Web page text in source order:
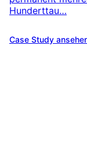
Hunderttau…
Case Study